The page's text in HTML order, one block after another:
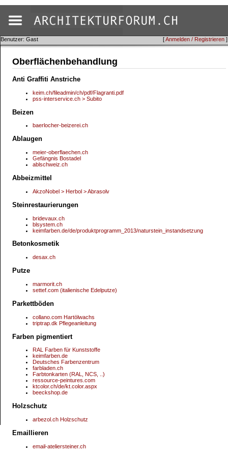
[Anmelden / Registrieren ]
Benutzer: Gast
Oberflächenbehandlung
Anti Graffiti Anstriche
keim.ch/fileadmin/ch/pdf/Flagranti.pdf
pss-interservice.ch > Subito
Beizen
baerlocher-beizerei.ch
Ablaugen
meier-oberflaechen.ch
Gefängnis Bostadel
ablschweiz.ch
Abbeizmittel
AkzoNobel > Herbol > Abrasolv
Steinrestaurierungen
bridevaux.ch
blsystem.ch
keimfarben.de/de/produktprogramm_2013/naturstein_instandsetzung
Betonkosmetik
desax.ch
Putze
marmorit.ch
settef.com (italienische Edelputze)
Parkettböden
collano.com Hartölwachs
triptrap.dk Pflegeanleitung
Farben pigmentiert
RAL Farben für Kunststoffe
keimfarben.de
Deutsches Farbenzentrum
farbladen.ch
Farbtonkarten (RAL, NCS, ..)
ressource-peintures.com
ktcolor.ch/de/kt.color.aspx
beeckshop.de
Holzschutz
arbezol.ch Holzschutz
Emaillieren
email-ateliersteiner.ch